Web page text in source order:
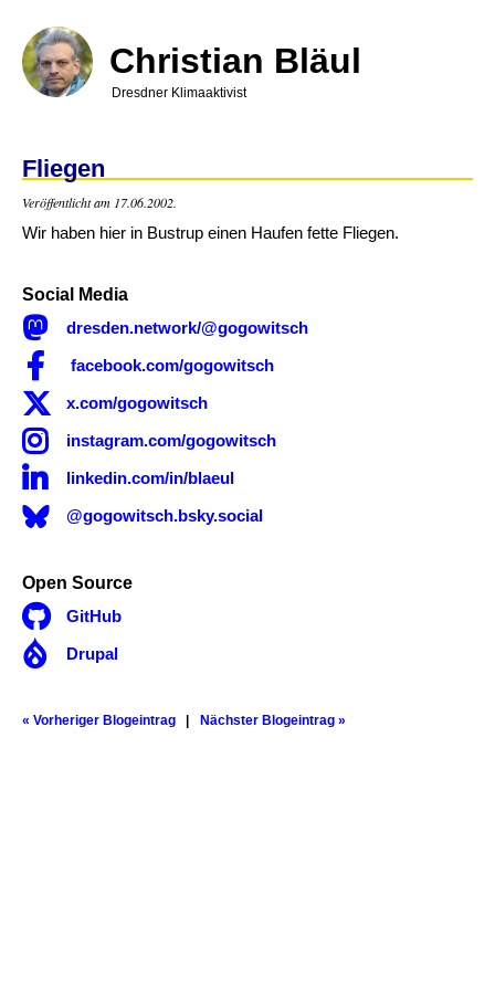
Inhalt
Christian Bläul
Dresdner Klimaaktivist
Fliegen
Veröffentlicht am 17.06.2002.
Wir haben hier in Bustrup einen Haufen fette Fliegen.
Social Media
 dresden.network/@gogowitsch
 facebook.com/gogowitsch
 x.com/gogowitsch
 instagram.com/gogowitsch
 linkedin.com/in/blaeul
@gogowitsch.bsky.social
Open Source
 GitHub
 Drupal
« Vorheriger Blogeintrag Nächster Blogeintrag »